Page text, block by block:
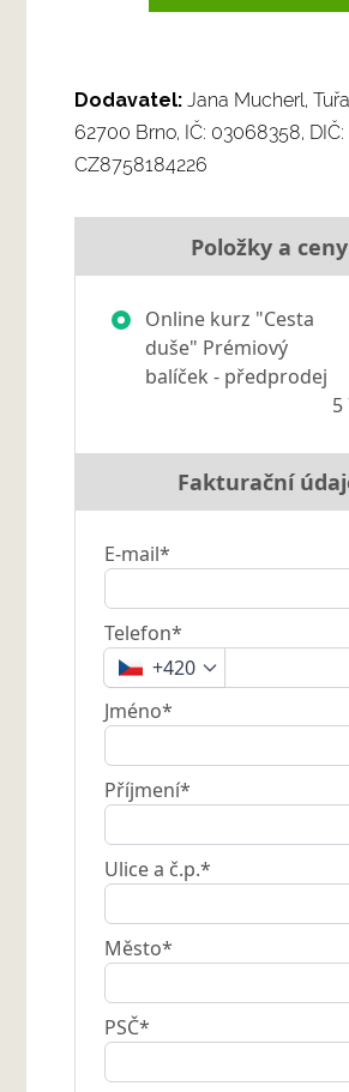
Dodavatel: Jana Mucherl,
62700 Brno, IČ: 03068358, DIČ:
CZ8758184226
Položky a ceny
Online kurz "Cesta
duše" Prémiový
balíček - předprodej
5
Fakturační
E-mail*
Telefon*
+420
Jméno*
Příjmení*
Ulice a č.p.*
Město*
PSČ*